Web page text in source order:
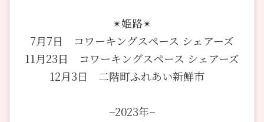
✴︎姫路✴︎
7月7日 コワーキングスペース シェアーズ
11月23日 コワーキングスペース シェアーズ
12月3日 二階町ふれあい新鮮市
−2023年−